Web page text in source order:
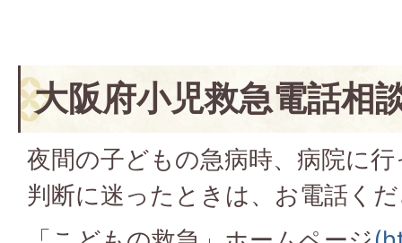
大阪府小児救急電話相
夜間の子どもの急病時、病院に
判断に迷ったときは、お電話く